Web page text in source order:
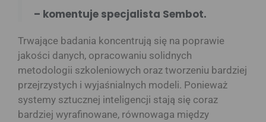
– komentuje specjalista Sembot.
Trwające badania koncentrują się na poprawie
jakości danych, opracowaniu solidnych
metodologii szkoleniowych oraz tworzeniu bardziej
przejrzystych i wyjaśnialnych modeli. Ponieważ
systemy sztucznej inteligencji stają się coraz
bardziej wyrafinowane, równowaga między